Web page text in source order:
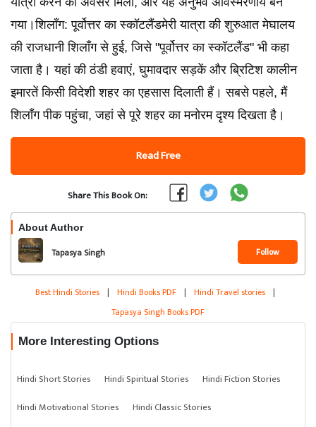
गया।शिलॉंग: पूर्वोत्तर का स्कॉटलैंडमेरी यात्रा की शुरुआत मेघालय
की राजधानी शिलॉंग से हुई, जिसे "पूर्वोत्तर का स्कॉटलैंड" भी कहा
जाता है। यहां की ठंडी हवाएं, घुमावदार सड़कें और ब्रिटिश कालीन
इमारतें किसी विदेशी शहर का एहसास दिलाती हैं। सबसे पहले, मैं
शिलॉंग पीक पहुंचा, जहां से पूरे शहर का मनोरम दृश्य दिखता है।
Read Free
Share This Book On:
About Author
Tapasya Singh Follow
Best Hindi Stories | Hindi Books PDF | Hindi Travel stories |
Tapasya Singh Books PDF
More Interesting Options
Hindi Short Stories Hindi Spiritual Stories
Hindi Fiction Stories
Hindi Motivational Stories
Hindi Classic Stories